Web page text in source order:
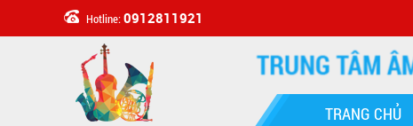
Hotline:0912811921
TRANG CHỦ